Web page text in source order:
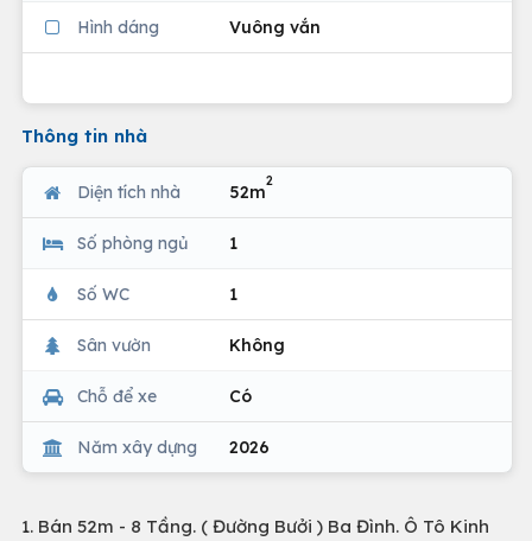
Hình dáng Vuông vắn
Thông tin nhà
Diện tích nhà 52m
2
Số phòng ngủ 1
Số WC 1
Sân vườn Không
Chỗ để xe Có
Năm xây dựng 2026
1. Bán 52m - 8 Tầng. ( Đường Bưởi ) Ba Đình. Ô Tô Kinh